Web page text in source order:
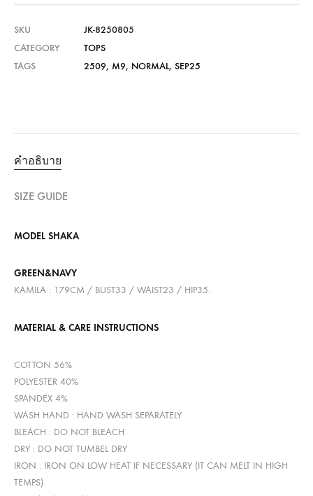
SKU
JK-8250805
CATEGORY
TOPS
TAGS
2509, M9, NORMAL, SEP25
คำอธิบาย
SIZE GUIDE
MODEL SHAKA
GREEN&NAVY
KAMILA : 179CM / BUST33 / WAIST23 / HIP35.
MATERIAL & CARE INSTRUCTIONS
COTTON 56%
POLYESTER 40%
SPANDEX 4%
WASH HAND : HAND WASH SEPARATELY
BLEACH : DO NOT BLEACH
DRY : DO NOT TUMBEL DRY
IRON : IRON ON LOW HEAT IF NECESSARY (IT CAN MELT IN HIGH
TEMPS)